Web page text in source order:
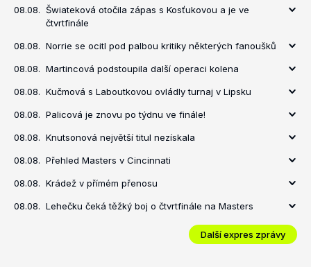
08.08. Šwiateková otočila zápas s Kosťukovou a je ve
čtvrtfinále
08.08. Norrie se ocitl pod palbou kritiky některých fanoušků
08.08. Martincová podstoupila další operaci kolena
08.08. Kučmová s Laboutkovou ovládly turnaj v Lipsku
08.08. Palicová je znovu po týdnu ve finále!
08.08. Knutsonová největší titul nezískala
08.08. Přehled Masters v Cincinnati
08.08. Krádež v přímém přenosu
08.08. Lehečku čeká těžký boj o čtvrtfinále na Masters
Další expres zprávy